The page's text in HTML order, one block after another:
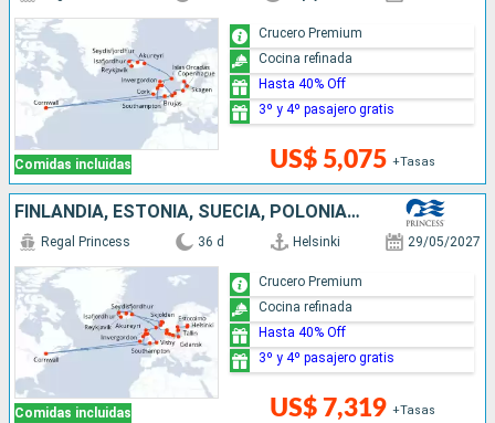
Comidas incluidas US$ 5,075 +Tasas
Crucero Premium
Cocina refinada
Hasta 40% Off
3º y 4º pasajero gratis
FINLANDIA, ESTONIA, SUECIA, POLONIA, DINAMARCA, NORUEGA, ISLANDIA, REINO UNIDO, BÉLGICA, CANADÁ, IRLANDA
Comidas incluidas
Regal Princess 36 d Helsinki 29/05/2027
US$ 7,319 +Tasas
Crucero Premium
Cocina refinada
Hasta 40% Off
3º y 4º pasajero gratis